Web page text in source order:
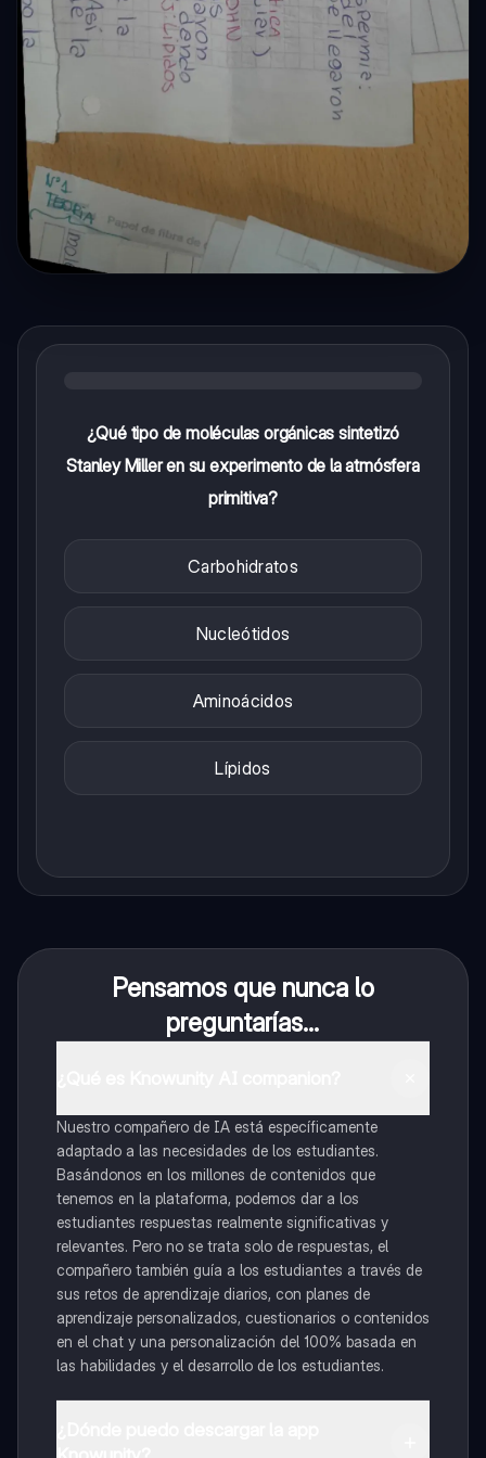
¿Qué tipo de moléculas orgánicas sintetizó
Stanley Miller en su experimento de la atmósfera
primitiva?
Carbohidratos
Nucleótidos
Aminoácidos
Lípidos
Pensamos que nunca lo
preguntarías...
Nuestro compañero de IA está específicamente
adaptado a las necesidades de los estudiantes.
Basándonos en los millones de contenidos que
tenemos en la plataforma, podemos dar a los
estudiantes respuestas realmente significativas y
relevantes. Pero no se trata solo de respuestas, el
compañero también guía a los estudiantes a través de
sus retos de aprendizaje diarios, con planes de
aprendizaje personalizados, cuestionarios o contenidos
en el chat y una personalización del 100% basada en
las habilidades y el desarrollo de los estudiantes.